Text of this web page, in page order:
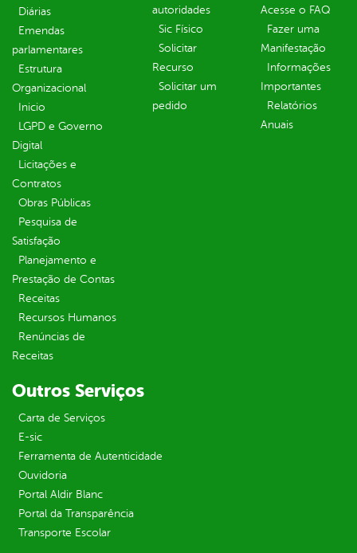
Diárias
Emendas
parlamentares
Estrutura
Organizacional
Inicio
LGPD e Governo
Digital
Licitações e
Contratos
Obras Públicas
Pesquisa de
Satisfação
Planejamento e
Prestação de Contas
Receitas
Recursos Humanos
Renúncias de
Receitas
autoridades
Sic Físico
Solicitar
Recurso
Solicitar um
pedido
Acesse o FAQ
Fazer uma
Manifestação
Informações
Importantes
Relatórios
Anuais
Outros Serviços
Carta de Serviços
E-sic
Ferramenta de Autenticidade
Ouvidoria
Portal Aldir Blanc
Portal da Transparência
Transporte Escolar